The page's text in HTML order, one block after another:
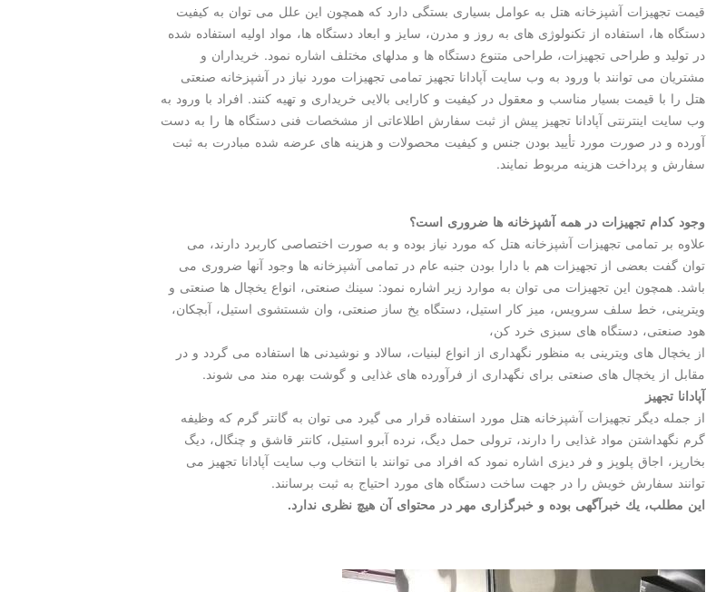
قیمت تجهیزات آشپزخانه هتل به عوامل بسیاری بستگی دارد كه همچون این علل می توان به كیفیت
دستگاه ها، استفاده از تكنولوژی های به روز و مدرن، سایز و ابعاد دستگاه ها، مواد اولیه استفاده شده
در تولید و طراحی تجهیزات، طراحی متنوع دستگاه ها و مدلهای مختلف اشاره نمود. خریداران و
مشتریان می توانند با ورود به وب سایت آپادانا تجهیز تمامی تجهیزات مورد نیاز در آشپزخانه صنعتی
هتل را با قیمت بسیار مناسب و معقول در كیفیت و كارایی بالایی خریداری و تهیه كنند. افراد با ورود به
وب سایت اینترنتی آپادانا تجهیز پیش از ثبت سفارش اطلاعاتی از مشخصات فنی دستگاه ها را به دست
آورده و در صورت مورد تأیید بودن جنس و كیفیت محصولات و هزینه های عرضه شده مبادرت به ثبت
سفارش و پرداخت هزینه مربوط نمایند.
وجود كدام تجهیزات در همه آشپزخانه ها ضروری است؟
علاوه بر تمامی تجهیزات آشپزخانه هتل كه مورد نیاز بوده و به صورت اختصاصی كاربرد دارند، می
توان گفت بعضی از تجهیزات هم با دارا بودن جنبه عام در تمامی آشپزخانه ها وجود آنها ضروری می
باشد. همچون این تجهیزات می توان به موارد زیر اشاره نمود: سینك صنعتی، انواع یخچال ها صنعتی و
ویترینی، خط سلف سرویس، میز كار استیل، دستگاه یخ ساز صنعتی، وان شستشوی استیل، آبچكان،
هود صنعتی، دستگاه های سبزی خرد كن،
از یخچال های ویترینی به منظور نگهداری از انواع لبنیات، سالاد و نوشیدنی ها استفاده می گردد و در
مقابل از یخچال های صنعتی برای نگهداری از فرآورده های غذایی و گوشت بهره مند می شوند.
آپادانا تجهیز
از جمله دیگر تجهیزات آشپزخانه هتل مورد استفاده قرار می گیرد می توان به گانتر گرم كه وظیفه
گرم نگهداشتن مواد غذایی را دارند، ترولی حمل دیگ، نرده آبرو استیل، كانتر قاشق و چنگال، دیگ
بخارپز، اجاق پلوپز و فر دیزی اشاره نمود كه افراد می توانند با انتخاب وب سایت آپادانا تجهیز می
توانند سفارش خویش را در جهت ساخت دستگاه های مورد احتیاج به ثبت برسانند.
این مطلب، یك خبرآگهی بوده و خبرگزاری مهر در محتوای آن هیچ نظری ندارد.